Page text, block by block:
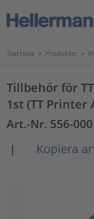
Startsida > Produkter >
Tillbehör för
1st (TT Printer
Art.-Nr. 556-
|
Kopiera